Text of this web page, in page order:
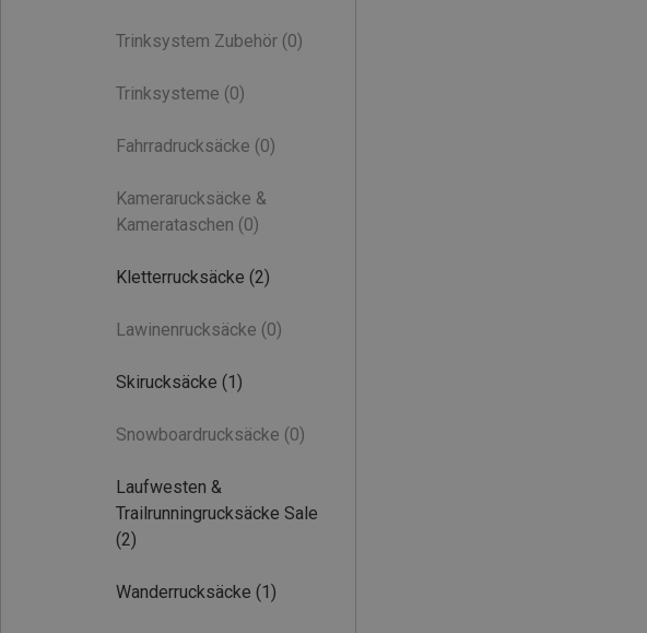
Trinksystem Zubehör (0)
Trinksysteme (0)
Fahrradrucksäcke (0)
Kamerarucksäcke &
Kamerataschen (0)
Kletterrucksäcke (2)
Lawinenrucksäcke (0)
Skirucksäcke (1)
Snowboardrucksäcke (0)
Laufwesten &
Trailrunningrucksäcke Sale
(2)
Wanderrucksäcke (1)